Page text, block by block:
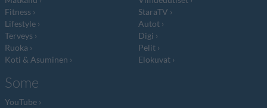
Fitness
Lifestyle
Terveys
Ruoka
Koti & Asuminen
StaraTV
Autot
Digi
Pelit
Elokuvat
Some
YouTube